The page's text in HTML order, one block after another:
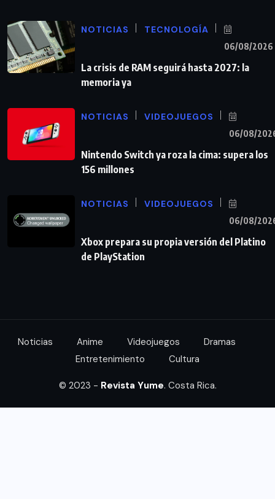
NOTICIAS TECNOLOGÍA
06/08/2026
La crisis de RAM seguirá hasta 2027: la
memoria ya
NOTICIAS VIDEOJUEGOS
06/08/
Nintendo Switch ya roza la cima: supera los
156 millones
NOTICIAS VIDEOJUEGOS
06/08/
Xbox prepara su propia versión del Platino
de PlayStation
Noticias Anime Videojuegos
Dramas
Entretenimiento
Cultura
© 2023 - Revista Yume. Costa Rica.